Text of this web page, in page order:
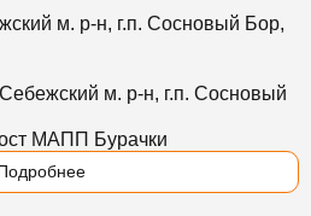
м. р-н, г.п. Сосновый Бор,
м. р-н, г.п. Сосновый
МАПП Бурачки